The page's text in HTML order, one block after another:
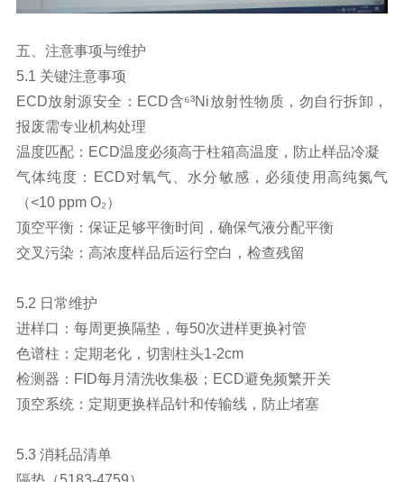
五、注意事项与维护
5.1 关键注意事项
ECD放射源安全：ECD含⁶³Ni放射性物质，勿自行拆卸，
报废需专业机构处理
温度匹配：ECD温度必须高于柱箱高温度，防止样品冷凝
气体纯度：ECD对氧气、水分敏感，必须使用高纯氮气
（<10 ppm O₂）
顶空平衡：保证足够平衡时间，确保气液分配平衡
交叉污染：高浓度样品后运行空白，检查残留
5.2 日常维护
进样口：每周更换隔垫，每50次进样更换衬管
色谱柱：定期老化，切割柱头1-2cm
检测器：FID每月清洗收集极；ECD避免频繁开关
顶空系统：定期更换样品针和传输线，防止堵塞
5.3 消耗品清单